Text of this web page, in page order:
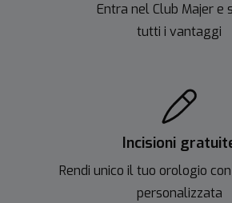
Entra nel Club Majer e
tutti i vantaggi
Incisioni
Rendi unico il tuo orologio
personalizzata